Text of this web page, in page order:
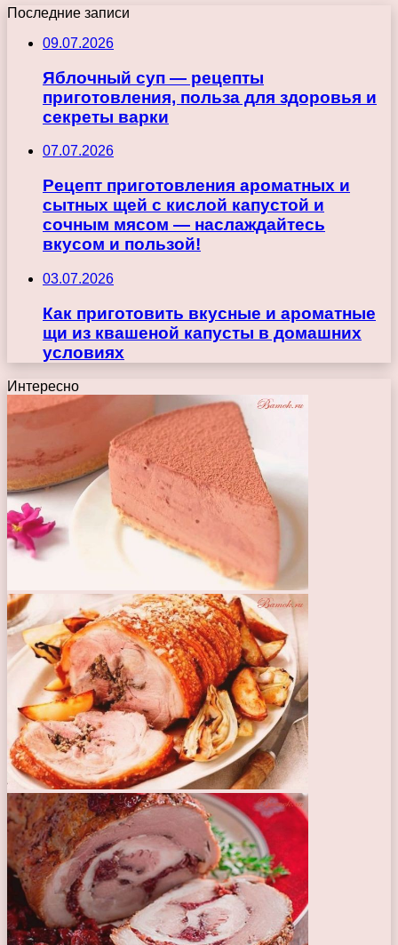
Последние записи
09.07.2026
Яблочный суп — рецепты
приготовления, польза для здоровья и
секреты варки
07.07.2026
Рецепт приготовления ароматных и
сытных щей с кислой капустой и
сочным мясом — наслаждайтесь
вкусом и пользой!
03.07.2026
Как приготовить вкусные и ароматные
щи из квашеной капусты в домашних
условиях
Интересно